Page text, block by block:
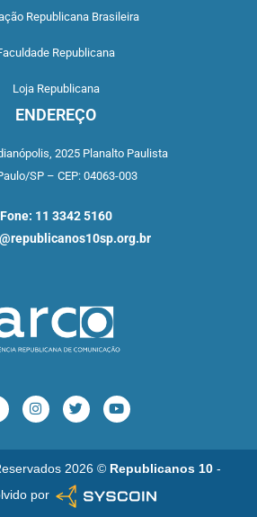
Republicana Brasileira
Republicana
Loja Republicana
ENDEREÇO
2025 Planalto Paulista
SP – CEP: 04063-003
Fone: 11 3342 5160
2026 © Republicanos 10 -
por